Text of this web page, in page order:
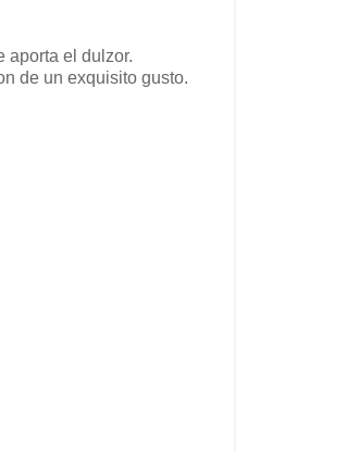
aporta el dulzor.
de un exquisito gusto.